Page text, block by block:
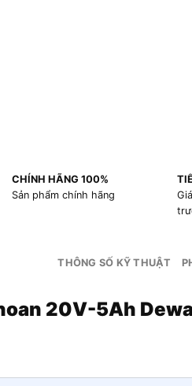
CHÍNH HÃNG 100%
Sản phẩm chính hãng
THÔNG SỐ KỸ THUẬT
20V-5Ah